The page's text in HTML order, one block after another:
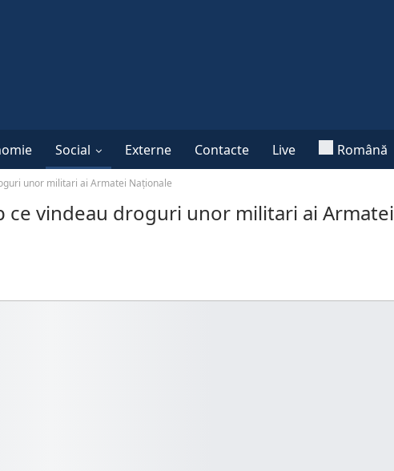
Social Externe Contacte Live Română
unor militari ai Armatei Naționale
vindeau droguri unor militari ai Armatei